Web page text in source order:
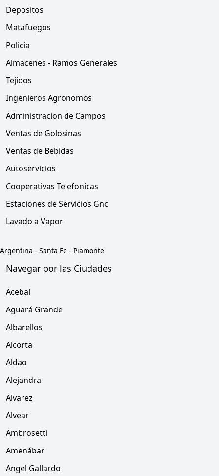
Depositos
Matafuegos
Policia
Almacenes - Ramos Generales
Tejidos
Ingenieros Agronomos
Administracion de Campos
Ventas de Golosinas
Ventas de Bebidas
Autoservicios
Cooperativas Telefonicas
Estaciones de Servicios Gnc
Lavado a Vapor
Argentina - Santa Fe - Piamonte
Navegar por las Ciudades
Acebal
Aguará Grande
Albarellos
Alcorta
Aldao
Alejandra
Alvarez
Alvear
Ambrosetti
Amenábar
Angel Gallardo